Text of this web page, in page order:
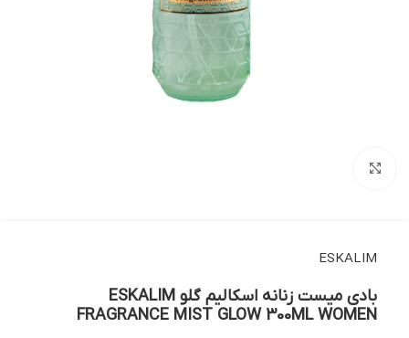
ESKALIM
بادی میست زنانه اسکالیم گلو ESKALIM
FRAGRANCE MIST GLOW 300ML WOMEN